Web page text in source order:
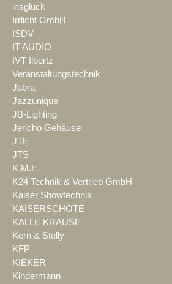
insglück
Irrlicht GmbH
ISDV
IT AUDIO
IVT Ilbertz
Veranstaltungstechnik
Jabra
Jazzunique
JB-Lighting
Jericho Gehäuse
JTE
JTS
K.M.E.
K24 Technik & Vertrieb GmbH
Kaiser Showtechnik
KAISERSCHOTE
KALLE KRAUSE
Kern & Stelly
KFP
KIEKER
Kindermann